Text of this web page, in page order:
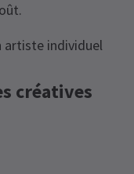
artiste individuel
créatives